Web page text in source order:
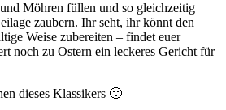
Möhren füllen und so gleichzeitig
zaubern. Ihr seht, ihr könnt den
Weise zubereiten – findet euer
noch zu Ostern ein leckeres Gericht für
dieses Klassikers 🙂